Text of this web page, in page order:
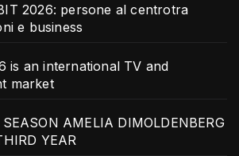
2026: persone al centrotra
e business
is an international TV and
market
AMELIA DIMOLDENBERG
YEAR